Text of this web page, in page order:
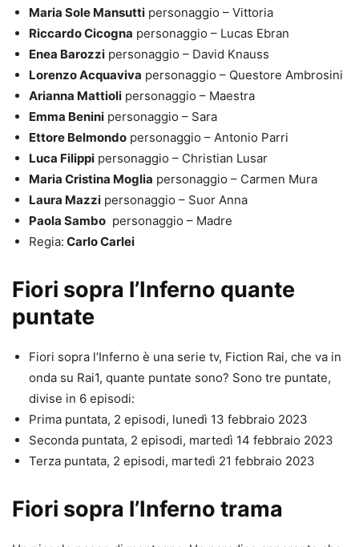
Maria Sole Mansutti personaggio – Vittoria
Riccardo Cicogna personaggio – Lucas Ebran
Enea Barozzi personaggio – David Knauss
Lorenzo Acquaviva personaggio – Questore Ambrosini
Arianna Mattioli personaggio – Maestra
Emma Benini personaggio – Sara
Ettore Belmondo personaggio – Antonio Parri
Luca Filippi personaggio – Christian Lusar
Maria Cristina Moglia personaggio – Carmen Mura
Laura Mazzi personaggio – Suor Anna
Paola Sambo personaggio – Madre
Regia: Carlo Carlei
Fiori sopra l’Inferno quante
puntate
Fiori sopra l’Inferno è una serie tv, Fiction Rai, che va in
onda su Rai1, quante puntate sono? Sono tre puntate,
divise in 6 episodi:
Prima puntata, 2 episodi, lunedì 13 febbraio 2023
Seconda puntata, 2 episodi, martedì 14 febbraio 2023
Terza puntata, 2 episodi, martedì 21 febbraio 2023
Fiori sopra l’Inferno trama